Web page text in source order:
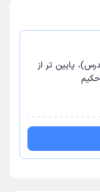
پایین تر از